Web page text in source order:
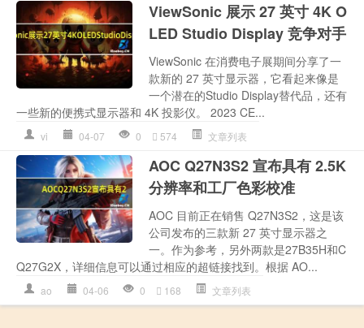
ViewSonic 展示 27 英寸 4K O
LED Studio Display 竞争对手
ViewSonic 在消费电子展期间分享了一
款新的 27 英寸显示器，它看起来像是
一个潜在的Studio Display替代品，还有
一些新的便携式显示器和 4K 投影仪。 2023 CE...
vi 04-07 0 574 文章列表
AOC Q27N3S2 宣布具有 2.5K
分辨率和工厂色彩校准
AOC 目前正在销售 Q27N3S2，这是该
公司发布的三款新 27 英寸显示器之
一。作为参考，另外两款是27B35H和C
Q27G2X，详细信息可以通过相应的超链接找到。根据 AO...
ao 04-06 0 168 文章列表